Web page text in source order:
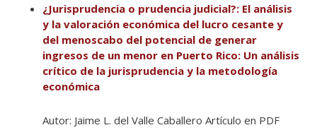
¿Jurisprudencia o prudencia judicial?: El análisis
y la valoración económica del lucro cesante y
del menoscabo del potencial de generar
ingresos de un menor en Puerto Rico: Un análisis
crítico de la jurisprudencia y la metodología
económica
Autor: Jaime L. del Valle Caballero Artículo en PDF